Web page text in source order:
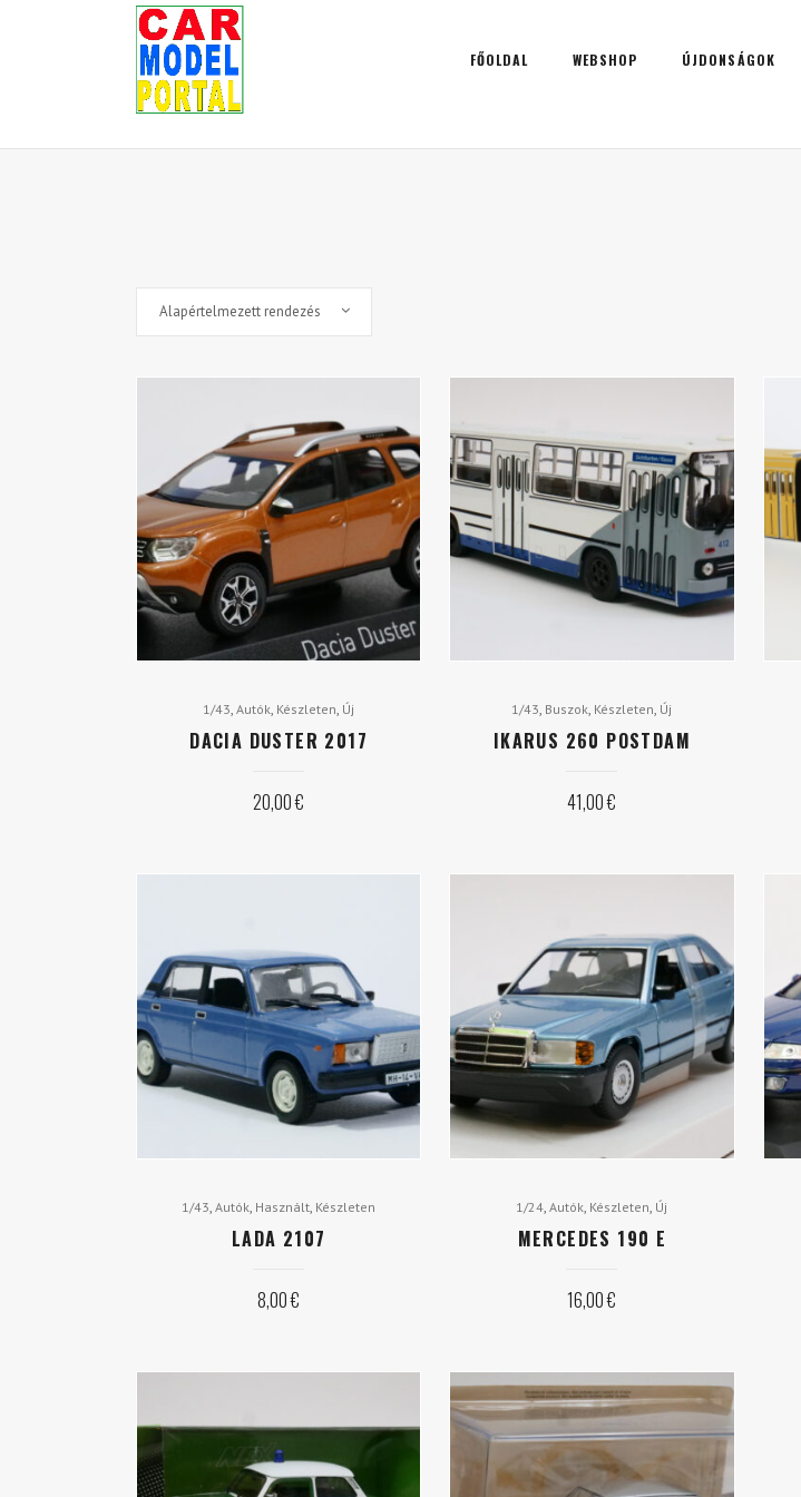
FŐOLDAL WEBSHOP ÚJDONSÁGOK
Alapértelmezett rendezés
1/43,Autók, Készleten, Új
DACIA DUSTER 2017
20,00€
1/43, Buszok, Készleten, Új
IKARUS 260 POSTDAM
41,00€
1/43,Autók, Használt, Készleten
LADA 2107
8,00€
1/24,Autók, Készleten, Új
MERCEDES 190 E
16,00€